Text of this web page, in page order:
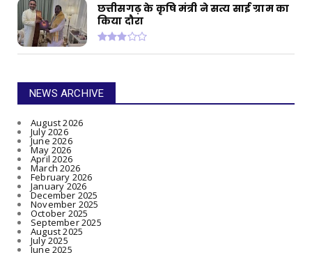
छत्तीसगढ़ के कृषि मंत्री ने सत्य साई ग्राम का
किया दौरा
NEWS ARCHIVE
August 2026
July 2026
June 2026
May 2026
April 2026
March 2026
February 2026
January 2026
December 2025
November 2025
October 2025
September 2025
August 2025
July 2025
June 2025